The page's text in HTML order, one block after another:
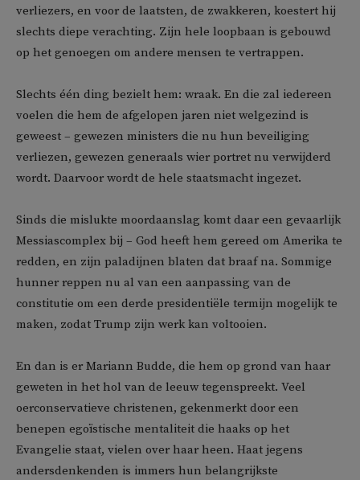
verliezers, en voor de laatsten, de zwakkeren, koestert hij
slechts diepe verachting. Zijn hele loopbaan is gebouwd
op het genoegen om andere mensen te vertrappen.
Slechts één ding bezielt hem: wraak. En die zal iedereen
voelen die hem de afgelopen jaren niet welgezind is
geweest – gewezen ministers die nu hun beveiliging
verliezen, gewezen generaals wier portret nu verwijderd
wordt. Daarvoor wordt de hele staatsmacht ingezet.
Sinds die mislukte moordaanslag komt daar een gevaarlijk
Messiascomplex bij – God heeft hem gereed om Amerika te
redden, en zijn paladijnen blaten dat braaf na. Sommige
hunner reppen nu al van een aanpassing van de
constitutie om een derde presidentiële termijn mogelijk te
maken, zodat Trump zijn werk kan voltooien.
En dan is er Mariann Budde, die hem op grond van haar
geweten in het hol van de leeuw tegenspreekt. Veel
oerconservatieve christenen, gekenmerkt door een
benepen egoïstische mentaliteit die haaks op het
Evangelie staat, vielen over haar heen. Haat jegens
andersdenkenden is immers hun belangrijkste